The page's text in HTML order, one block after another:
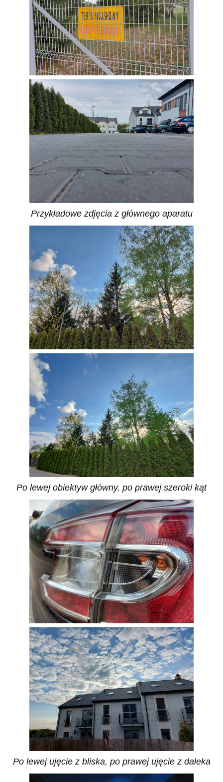
Przykładowe zdjęcia z głównego aparatu
Po lewej obiektyw główny, po prawej szeroki kąt
Po lewej ujęcie z bliska, po prawej ujęcie z daleka